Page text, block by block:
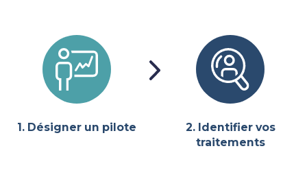
1. Désigner un pilote
2. Identifier vos
traitements